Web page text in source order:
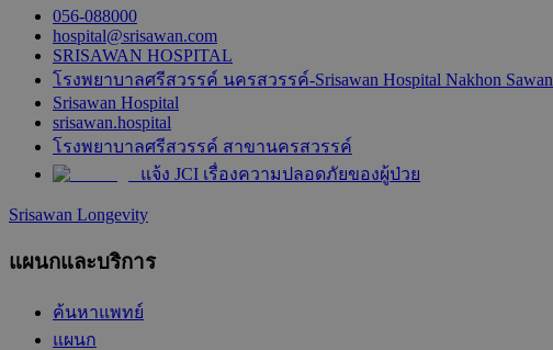
056-088000
hospital@srisawan.com
SRISAWAN HOSPITAL
โรงพยาบาลศรีสวรรค์ นครสวรรค์-Srisawan Hospital Nakhon Sawan
Srisawan Hospital
srisawan.hospital
โรงพยาบาลศรีสวรรค์ สาขานครสวรรค์
แจ้ง JCI เรื่องความปลอดภัยของผู้ป่วย
Srisawan Longevity
แผนกและบริการ
ค้นหาแพทย์
แผนก